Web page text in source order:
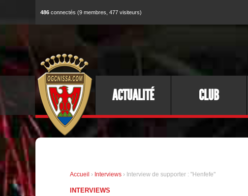
486 connectés (9 membres, 477 visiteurs)
ACTUALITÉ CLUB
Accueil › Interviews › Interview de supporter : "Henfefe"
INTERVIEWS